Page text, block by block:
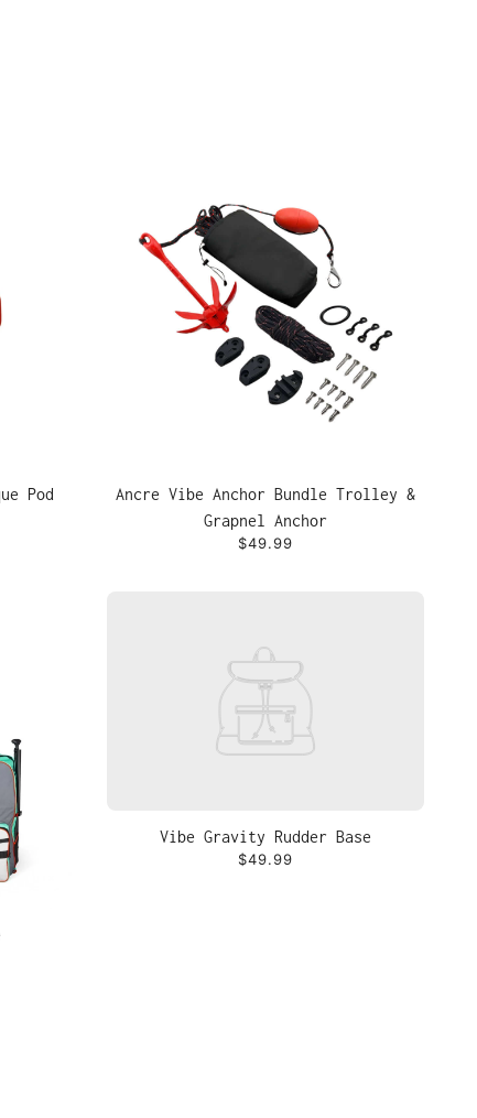
Pod
Ancre Vibe Anchor Bundle Trolley &
Grapnel Anchor
$49.99
Vibe Gravity Rudder Base
$49.99